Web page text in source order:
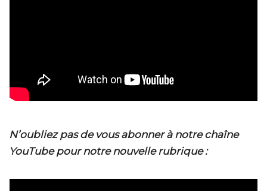
N’oubliez pas de vous abonner à notre chaîne
YouTube pour notre nouvelle rubrique :